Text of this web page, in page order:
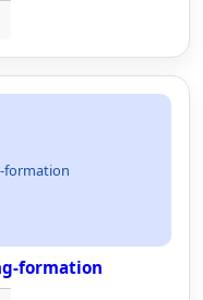
formation
formation